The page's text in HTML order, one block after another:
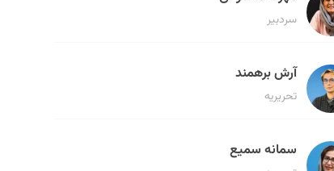
سردبیر
آرش برهمند
تحریریه
سمانه سمیع